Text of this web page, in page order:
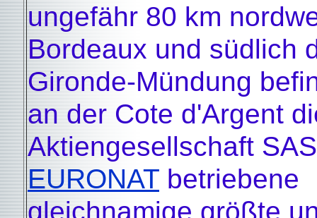
ungefähr 80 km
Bordeaux und südlich
Gironde-Mündung
an der Cote d'Argent
Aktiengesellschaft SAS
EURONAT betriebene
gleichnamige größte